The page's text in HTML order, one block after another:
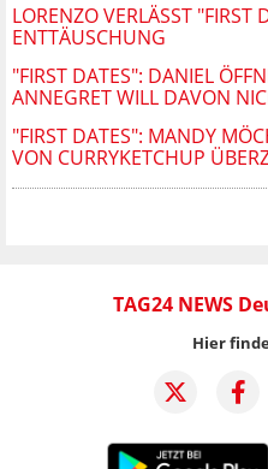
LORENZO VERLÄSST "FIRST
ENTTÄUSCHUNG
"FIRST DATES": DANIEL
ANNEGRET WILL DAVON
"FIRST DATES": MANDY
VON CURRYKETCHUP
TAG24 NEWS
Hier